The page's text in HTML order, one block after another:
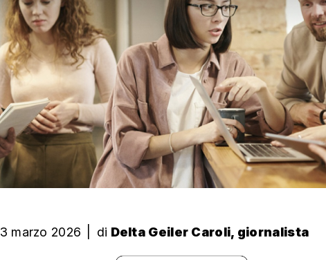
3 marzo 2026 di Delta Geiler Caroli, giornalista